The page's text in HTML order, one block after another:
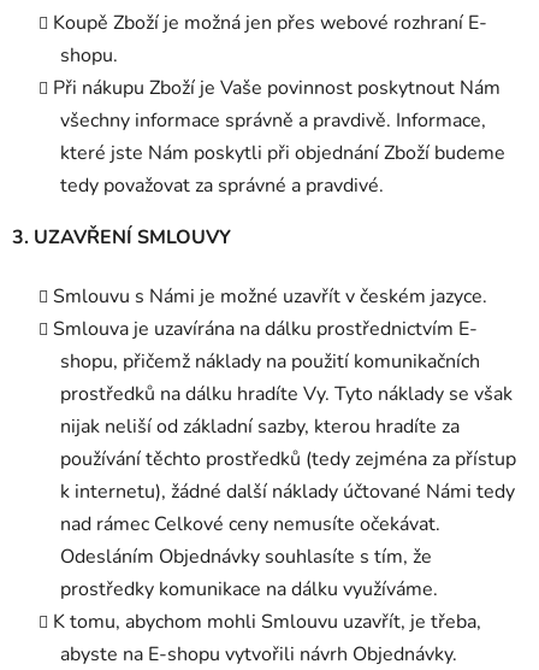
Koupě Zboží je možná jen přes webové rozhraní E-
shopu.
Při nákupu Zboží je Vaše povinnost poskytnout Nám
všechny informace správně a pravdivě. Informace,
které jste Nám poskytli při objednání Zboží budeme
tedy považovat za správné a pravdivé.
3. UZAVŘENÍ SMLOUVY
Smlouvu s Námi je možné uzavřít v českém jazyce.
Smlouva je uzavírána na dálku prostřednictvím E-
shopu, přičemž náklady na použití komunikačních
prostředků na dálku hradíte Vy. Tyto náklady se však
nijak neliší od základní sazby, kterou hradíte za
používání těchto prostředků (tedy zejména za přístup
k internetu), žádné další náklady účtované Námi tedy
nad rámec Celkové ceny nemusíte očekávat.
Odesláním Objednávky souhlasíte s tím, že
prostředky komunikace na dálku využíváme.
K tomu, abychom mohli Smlouvu uzavřít, je třeba,
abyste na E-shopu vytvořili návrh Objednávky.